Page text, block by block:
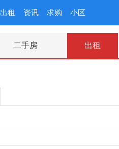
出租 资讯 求购 小区
二手房 出租